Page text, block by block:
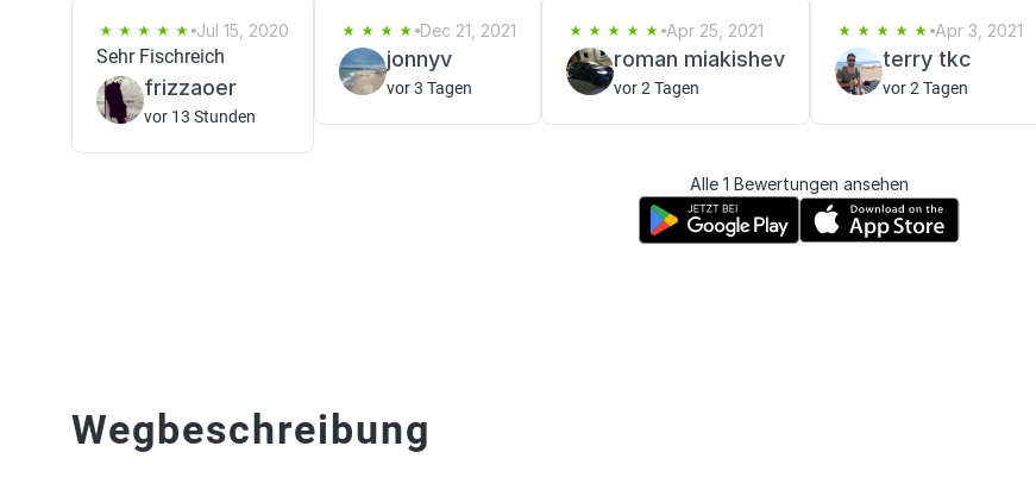
Jul 15, 2020
Sehr Fischreich
frizzaoer
vor 13 Stunden
Dec 21, 2021
jonnyv
vor 3 Tagen
Apr 25, 2021
roman miakishev
vor 2 Tagen
Apr 3, 2021
terry tkc
vor 2 Tagen
Alle 1 Bewertungen ansehen
Wegbeschreibung